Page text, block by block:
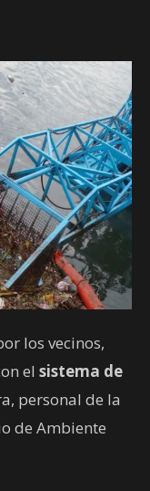
los vecinos,
el sistema de
personal de la
de Ambiente